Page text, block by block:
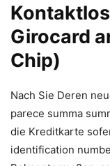
Girocard
Chip)
Nach Sie Deren
parece summa
die Kreditkarte
identification